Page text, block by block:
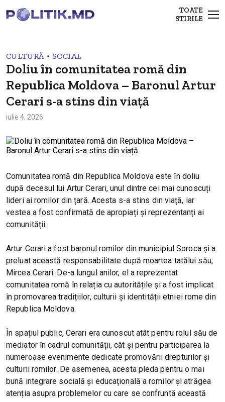
TOATE
STIRILE
CULTURĂ • SOCIAL
Doliu în comunitatea romă din
Republica Moldova – Baronul Artur
Cerari s-a stins din viață
iulie 4, 2026
Comunitatea romă din Republica Moldova este în doliu
după decesul lui Artur Cerari, unul dintre cei mai cunoscuți
lideri ai romilor din țară. Acesta s-a stins din viață, iar
vestea a fost confirmată de apropiați și reprezentanți ai
comunității.
Artur Cerari a fost baronul romilor din municipiul Soroca și a
preluat această responsabilitate după moartea tatălui său,
Mircea Cerari. De-a lungul anilor, el a reprezentat
comunitatea romă în relația cu autoritățile și a fost implicat
în promovarea tradițiilor, culturii și identității etniei rome din
Republica Moldova.
În spațiul public, Cerari era cunoscut atât pentru rolul său de
mediator în cadrul comunității, cât și pentru participarea la
numeroase evenimente dedicate promovării drepturilor și
culturii romilor. De asemenea, acesta pleda pentru o mai
bună integrare socială și educațională a romilor și atrăgea
atenția asupra problemelor cu care se confruntă această